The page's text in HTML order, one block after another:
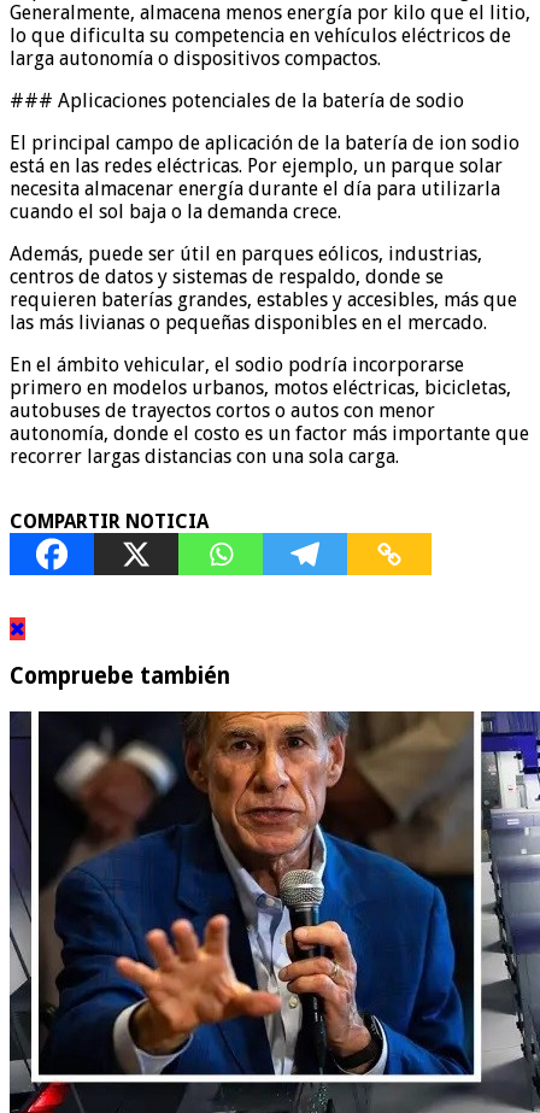
Generalmente, almacena menos energía por kilo que el litio,
lo que dificulta su competencia en vehículos eléctricos de
larga autonomía o dispositivos compactos.
### Aplicaciones potenciales de la batería de sodio
El principal campo de aplicación de la batería de ion sodio
está en las redes eléctricas. Por ejemplo, un parque solar
necesita almacenar energía durante el día para utilizarla
cuando el sol baja o la demanda crece.
Además, puede ser útil en parques eólicos, industrias,
centros de datos y sistemas de respaldo, donde se
requieren baterías grandes, estables y accesibles, más que
las más livianas o pequeñas disponibles en el mercado.
En el ámbito vehicular, el sodio podría incorporarse
primero en modelos urbanos, motos eléctricas, bicicletas,
autobuses de trayectos cortos o autos con menor
autonomía, donde el costo es un factor más importante que
recorrer largas distancias con una sola carga.
COMPARTIR NOTICIA
Compruebe también